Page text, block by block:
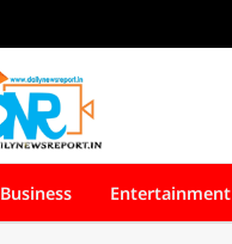
Business Entertainment